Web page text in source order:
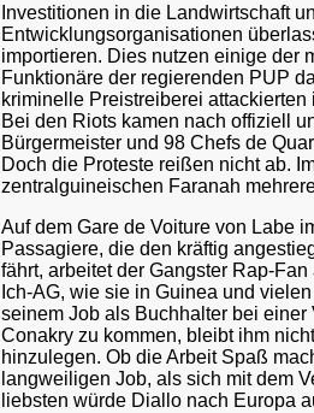
Investitionen in die Landwirtschaft
Entwicklungsorganisationen
importieren. Dies nutzen einige der
Funktionäre der regierenden PUP
kriminelle Preistreiberei
Bei den Riots kamen nach offiziell
Bürgermeister und 98 Chefs de
Doch die Proteste reißen nicht ab.
zentralguineischen Faranah
Auf dem Gare de Voiture von Labe
Passagiere, die den kräftig
fährt, arbeitet der Gangster Rap-
Ich-AG, wie sie in Guinea und
seinem Job als Buchhalter bei
Conakry zu kommen, bleibt ihm
hinzulegen. Ob die Arbeit Spaß
langweiligen Job, als sich mit dem
liebsten würde Diallo nach Europa